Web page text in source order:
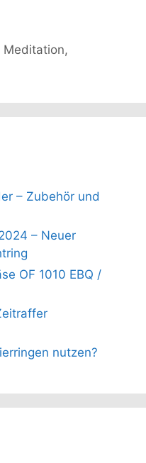
Meditation,
– Zubehör und
– Neuer
OF 1010 EBQ /
nutzen?